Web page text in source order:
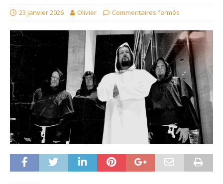
23 janvier 2026 Olivier Commentaires fermés